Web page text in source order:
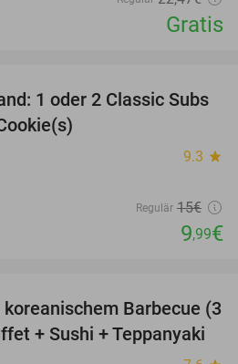
Gratis
33%
1 oder 2 Classic Subs
9.3 star
Regulär 15€
9,99€
21%
Barbecue (3
+ Sushi + Teppanyaki